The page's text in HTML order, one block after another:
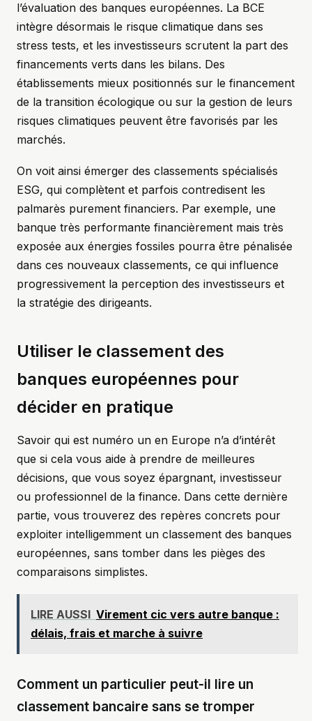
l’évaluation des banques européennes. La BCE
intègre désormais le risque climatique dans ses
stress tests, et les investisseurs scrutent la part des
financements verts dans les bilans. Des
établissements mieux positionnés sur le financement
de la transition écologique ou sur la gestion de leurs
risques climatiques peuvent être favorisés par les
marchés.
On voit ainsi émerger des classements spécialisés
ESG, qui complètent et parfois contredisent les
palmarès purement financiers. Par exemple, une
banque très performante financièrement mais très
exposée aux énergies fossiles pourra être pénalisée
dans ces nouveaux classements, ce qui influence
progressivement la perception des investisseurs et
la stratégie des dirigeants.
Utiliser le classement des
banques européennes pour
décider en pratique
Savoir qui est numéro un en Europe n’a d’intérêt
que si cela vous aide à prendre de meilleures
décisions, que vous soyez épargnant, investisseur
ou professionnel de la finance. Dans cette dernière
partie, vous trouverez des repères concrets pour
exploiter intelligemment un classement des banques
européennes, sans tomber dans les pièges des
comparaisons simplistes.
LIRE AUSSI Virement cic vers autre banque :
délais, frais et marche à suivre
Comment un particulier peut-il lire un
classement bancaire sans se tromper